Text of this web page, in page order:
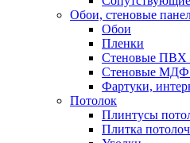
Обои, стеновые
Обои
Пленки
Стеновые ПВХ
Стеновые МДФ
Фартуки,
Потолок
Плинтусы
Плитка